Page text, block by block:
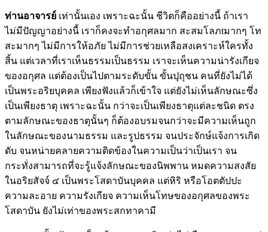
ท่านอาจารย์ เท่านั้นเอง เพราะฉะนั้น ชีวิตก็คืออย่างนี้ ถ้าเรา
ไม่มีปัญญาอย่างนี้ เราก็คงจะทำอกุศลมาก สะสมโลภtมากๆ โท
สะมากๆ ไม่มีการให้อภัย ไม่มีการช่วยเหลือสงเคราะห์ใครทั้ง
สิ้น แต่เวลาที่เราเห็นธรรมเป็นธรรม เราจะเห็นความน่ารังเกียจ
ของอกุศล แต่ต้องเป็นไปตามระดับขั้น ขั้นปุถุชน คนที่ยังไม่ได้
เป็นพระอริยบุคคล เพียงฟังแล้วก็เข้าใจ แต่ยังไม่เห็นลักษณะซึ่ง
เป็นเพียงธาตุ เพราะฉะนั้น กว่าจะเป็นเพียงธาตุแต่ละชนิด ตรง
ตามลักษณะของธาตุนั้นๆ ก็ต้องอบรมจนกว่าจะมีความเห็นถูก
ในลักษณะของนามธรรม และรูปธรรม จนประจักษ์แจ้งการเกิด
ดับ จนหน่ายคลายความติดข้องในความเป็นว่าเป็นเรา จน
กระทั่งสามารถที่จะรู้แจ้งลักษณะของนิพพาน หมดความสงสัย
ในอริยสัจจ์ ๔ เป็นพระโสดาบันบุคคล แต่หิริ หรือโอตตัปปะ
ความละอาย ความรังเกียจ ความเห็นโทษของอกุศลของพระ
โสดาบัน ยังไม่เท่าของพระสกทาคามี